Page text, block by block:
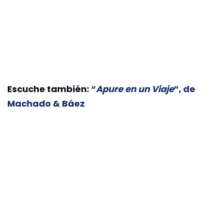
Escuche también: “Apure en un Viaje”, de
Machado & Báez